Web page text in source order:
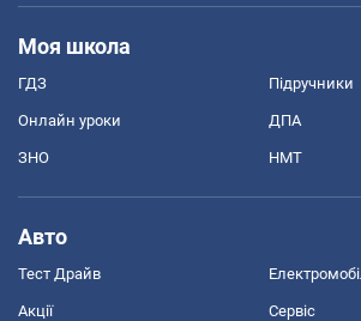
Моя школа
ГДЗ Підручники
Онлайн уроки ДПА
ЗНО НМТ
Авто
Тест Драйв
Акції Сервіс